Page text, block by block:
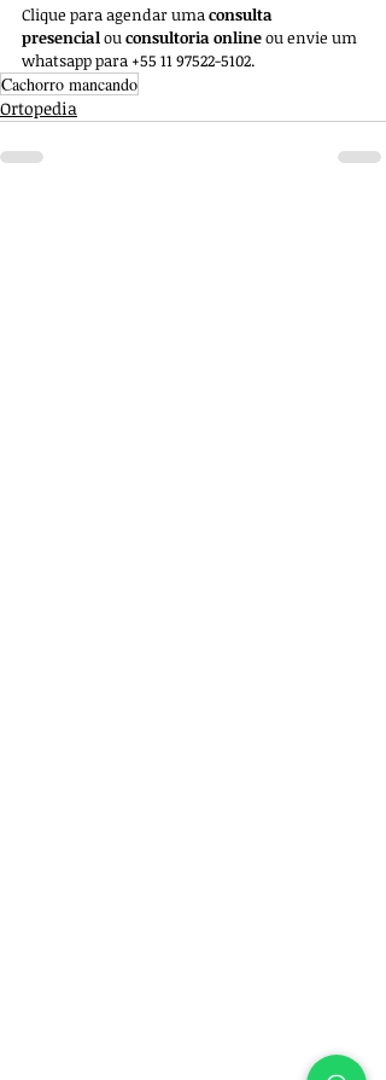
Clique para agendar uma consulta
presencial ou consultoria online ou envie um
whatsapp para +55 11 97522-5102.
Cachorro mancando
Ortopedia